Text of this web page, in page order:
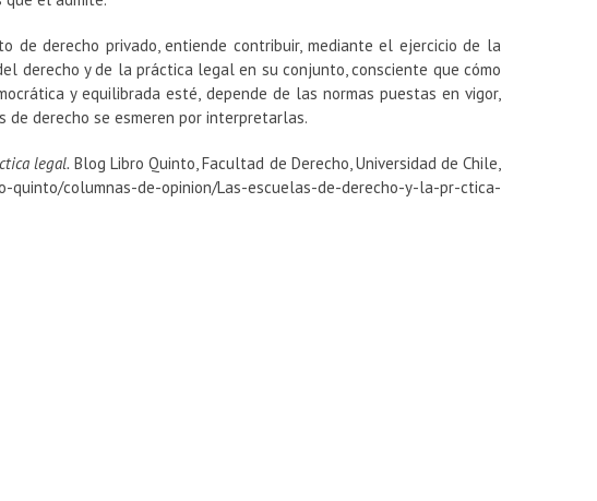
derecho privado, entiende contribuir, mediante el ejercicio de la
derecho y de la práctica legal en su conjunto, consciente que cómo
y equilibrada esté, depende de las normas puestas en vigor,
derecho se esmeren por interpretarlas.
legal. Blog Libro Quinto, Facultad de Derecho, Universidad de Chile,
quinto/columnas-de-opinion/Las-escuelas-de-derecho-y-la-pr-ctica-